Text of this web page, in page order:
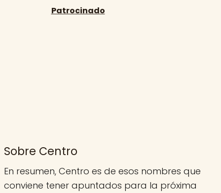
Sobre Centro
En resumen, Centro es de esos nombres que
conviene tener apuntados para la próxima